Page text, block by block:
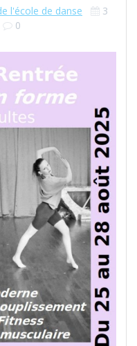
l'école de danse
3
0